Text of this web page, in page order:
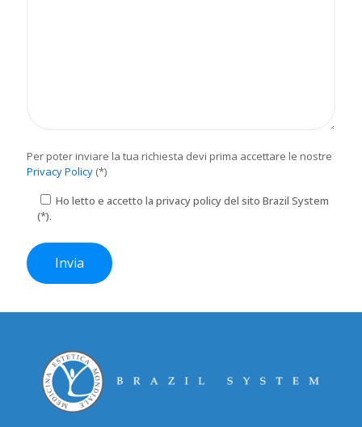
Per poter inviare la tua richiesta devi prima accettare le nostre
Privacy Policy (*)
Ho letto e accetto la privacy policy del sito Brazil System
(*).